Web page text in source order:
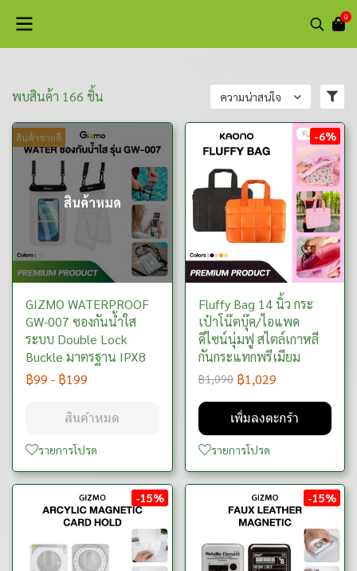
0
พบสินค้า 166 ชิ้น ความน่าสนใจ
สินค้าขายดี
สินค้าหมด
GIZMO WATERPROOF
GW-007 ซองกันน้ำใส
ระบบ Double Lock
Buckle มาตรฐาน IPX8
฿99 - ฿199
สินค้าหมด
รายการโปรด
-6%
Fluffy Bag 14 นิ้ว กระ
เป๋าโน๊ตบุ๊ค/ไอแพด
ดีไซน์นุ่มฟู สไตล์เกาหลี
กันกระแทกพรีเมียม
฿1,090 ฿1,029
เพิ่มลงตะกร้า
รายการโปรด
-15% -15%